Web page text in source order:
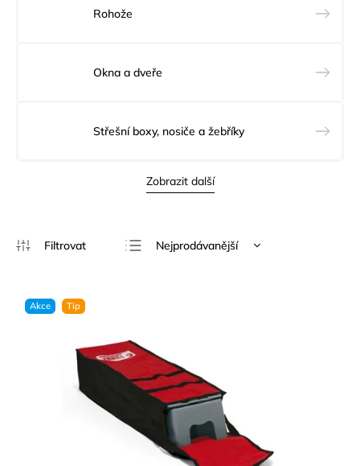
Rohože
Okna a dveře
Střešní boxy, nosiče a žebříky
Zobrazit další
Nejprodávanější
Akce Tip